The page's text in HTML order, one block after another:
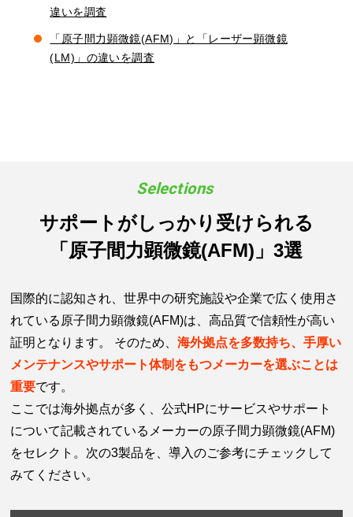
違いを調査
「原子間力顕微鏡(AFM)」と「レーザー顕微鏡
(LM)」の違いを調査
サポートがしっかり受けられる
「原子間力顕微鏡(AFM)」3選
国際的に認知され、世界中の研究施設や企業で広く使用さ
れている原子間力顕微鏡(AFM)は、高品質で信頼性が高い
証明となります。 そのため、海外拠点を多数持ち、手厚い
メンテナンスやサポート体制をもつメーカーを選ぶことは
重要です。
ここでは海外拠点が多く、公式HPにサービスやサポート
について記載されているメーカーの原子間力顕微鏡(AFM)
をセレクト。次の3製品を、導入のご参考にチェックして
みてください。